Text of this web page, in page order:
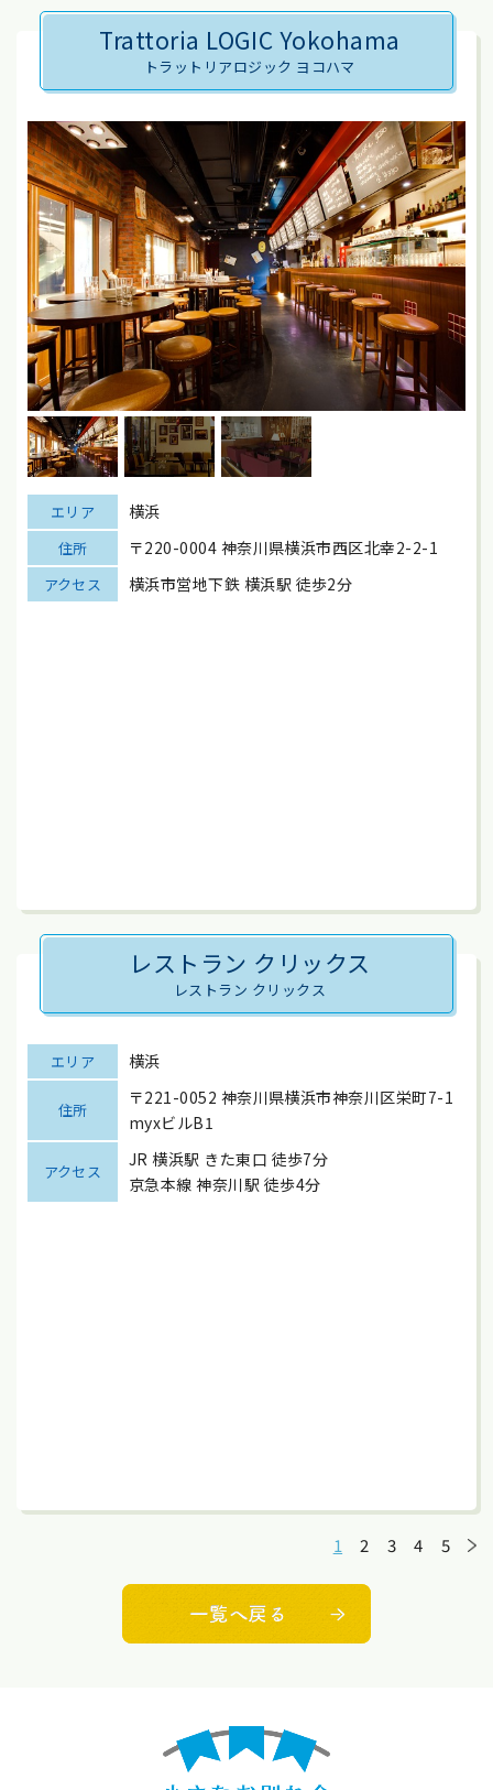
Trattoria LOGIC Yokohama
トラットリアロジック ヨコハマ
エリア 横浜
住所 〒220-0004 神奈川県横浜市西区北幸2-2-1
アクセス 横浜市営地下鉄 横浜駅 徒歩2分
レストラン クリックス
レストラン クリックス
エリア 横浜
住所
〒221-0052 神奈川県横浜市神奈川区栄町7-1
myxビルB1
アクセス
JR 横浜駅 きた東口 徒歩7分
京急本線 神奈川駅 徒歩4分
1 2 3 4 5